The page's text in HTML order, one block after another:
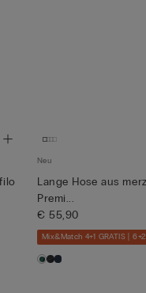
Neu
Lange Hose aus
Premi...
€ 55,90
Mix&Match 4+1 GRATIS |